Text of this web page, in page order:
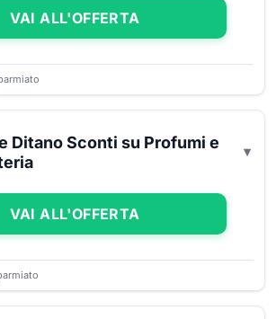
VAI ALL'OFFERTA
Ditano Sconti su Profumi e
VAI ALL'OFFERTA